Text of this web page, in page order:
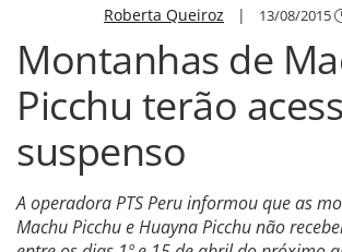
Roberta Queiroz | 13/08/2015
Montanhas de
Picchu terão
suspenso
A operadora PTS Peru informou que as
Machu Picchu e Huayna Picchu não